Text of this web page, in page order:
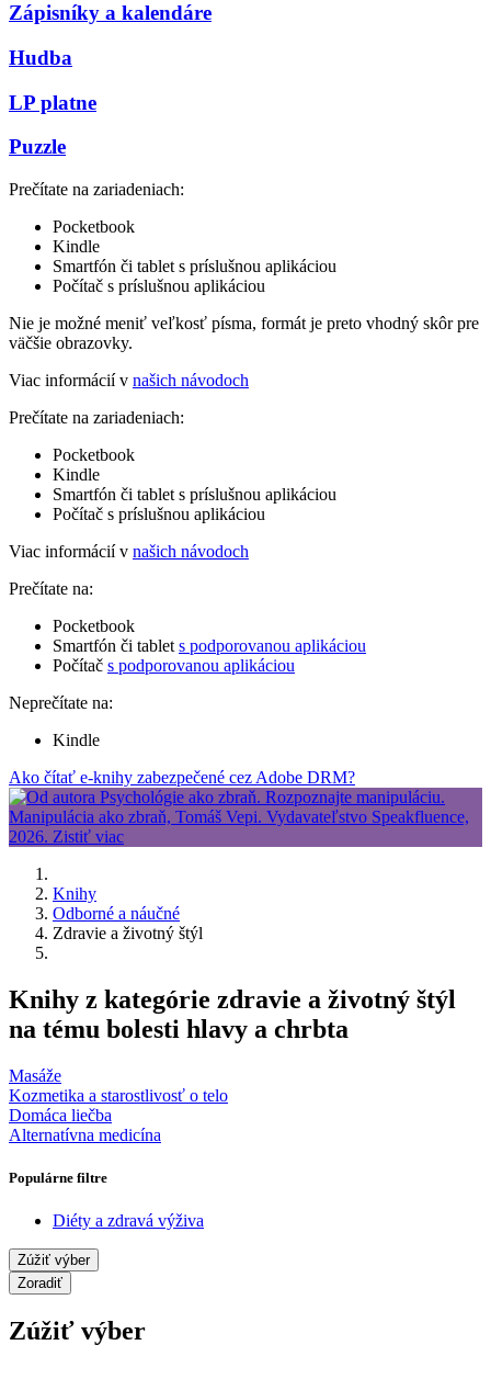
Zápisníky a kalendáre
Hudba
LP platne
Puzzle
Prečítate na zariadeniach:
Pocketbook
Kindle
Smartfón či tablet s príslušnou aplikáciou
Počítač s príslušnou aplikáciou
Nie je možné meniť veľkosť písma, formát je preto vhodný skôr pre
väčšie obrazovky.
Viac informácií v našich návodoch
Prečítate na zariadeniach:
Pocketbook
Kindle
Smartfón či tablet s príslušnou aplikáciou
Počítač s príslušnou aplikáciou
Viac informácií v našich návodoch
Prečítate na:
Pocketbook
Smartfón či tablet s podporovanou aplikáciou
Počítač s podporovanou aplikáciou
Neprečítate na:
Kindle
Ako čítať e-knihy zabezpečené cez Adobe DRM?
Knihy
Odborné a náučné
Zdravie a životný štýl
Knihy z kategórie zdravie a životný štýl
na tému bolesti hlavy a chrbta
Masáže
Kozmetika a starostlivosť o telo
Domáca liečba
Alternatívna medicína
Populárne filtre
Diéty a zdravá výživa
Zúžiť výber
Zoradiť
Zúžiť výber